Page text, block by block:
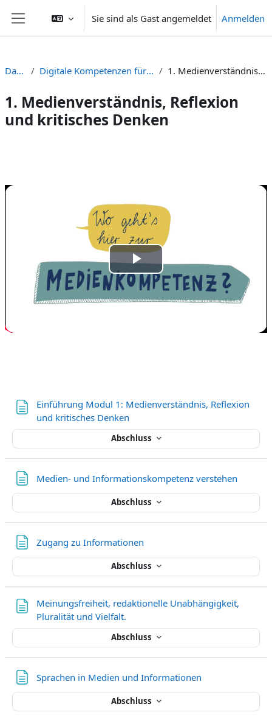
Website-Übersicht
Sie sind als Gast angemeldet Anmelden
Dashboard Digitale Kompetenzen für Einsteiger:innen NICHT VERWENDEN 1. Medienverständnis, Reflexion und kritisches Denken
1. Medienverständnis, Reflexion
und kritisches Denken
Video
abspielen
Einführung Modul 1: Medienverständnis, Reflexion
und kritisches Denken
Abschluss
Medien- und Informationskompetenz verstehen
Abschluss
Zugang zu Informationen
Abschluss
Meinungsfreiheit, redaktionelle Unabhängigkeit,
Pluralität und Vielfalt.
Abschluss
Sprachen in Medien und Informationen
Abschluss